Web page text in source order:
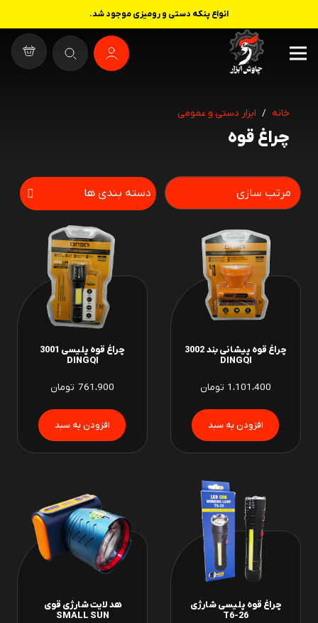
انواع پنکه دستی و رومیزی موجود شد.
خانه / ابزار دستی و عمومی
چراغ قوه
دسته بندی ها
چراغ قوه پیشانی بند 3002
DINGQI
1،101،400 تومان
چراغ قوه پلیسی 3001
DINGQI
761،900 تومان
چراغ قوه پلیسی شارژی
T6-26
هد لایت شارژی قوی
SMALL SUN